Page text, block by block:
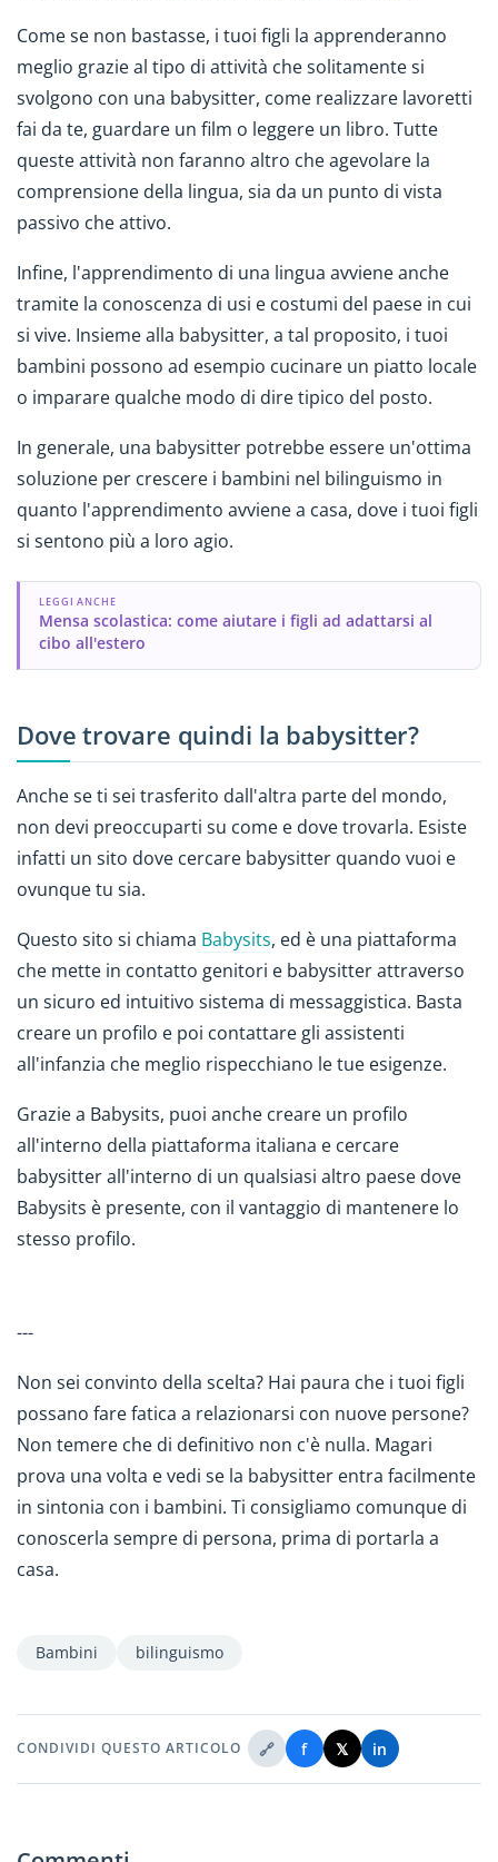
Come se non bastasse, i tuoi figli la apprenderanno
meglio grazie al tipo di attività che solitamente si
svolgono con una babysitter, come realizzare lavoretti
fai da te, guardare un film o leggere un libro. Tutte
queste attività non faranno altro che agevolare la
comprensione della lingua, sia da un punto di vista
passivo che attivo.
Infine, l'apprendimento di una lingua avviene anche
tramite la conoscenza di usi e costumi del paese in cui
si vive. Insieme alla babysitter, a tal proposito, i tuoi
bambini possono ad esempio cucinare un piatto locale
o imparare qualche modo di dire tipico del posto.
In generale, una babysitter potrebbe essere un'ottima
soluzione per crescere i bambini nel bilinguismo in
quanto l'apprendimento avviene a casa, dove i tuoi figli
si sentono più a loro agio.
LEGGI ANCHE
Mensa scolastica: come aiutare i figli ad adattarsi al
cibo all'estero
Dove trovare quindi la babysitter?
Anche se ti sei trasferito dall'altra parte del mondo,
non devi preoccuparti su come e dove trovarla. Esiste
infatti un sito dove cercare babysitter quando vuoi e
ovunque tu sia.
Questo sito si chiama Babysits, ed è una piattaforma
che mette in contatto genitori e babysitter attraverso
un sicuro ed intuitivo sistema di messaggistica. Basta
creare un profilo e poi contattare gli assistenti
all'infanzia che meglio rispecchiano le tue esigenze.
Grazie a Babysits, puoi anche creare un profilo
all'interno della piattaforma italiana e cercare
babysitter all'interno di un qualsiasi altro paese dove
Babysits è presente, con il vantaggio di mantenere lo
stesso profilo.
---
Non sei convinto della scelta? Hai paura che i tuoi figli
possano fare fatica a relazionarsi con nuove persone?
Non temere che di definitivo non c'è nulla. Magari
prova una volta e vedi se la babysitter entra facilmente
in sintonia con i bambini. Ti consigliamo comunque di
conoscerla sempre di persona, prima di portarla a
casa.
Bambini bilinguismo
CONDIVIDI QUESTO ARTICOLO 🔗 f 𝕏 in